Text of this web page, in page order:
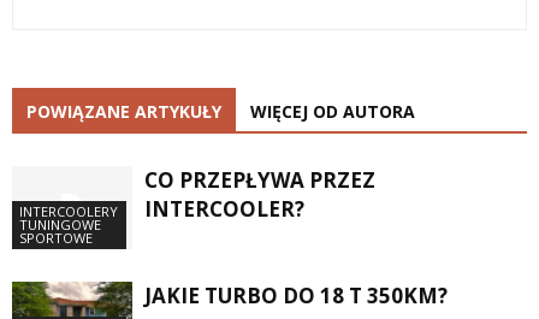
POWIĄZANE ARTYKUŁY WIĘCEJ OD AUTORA
INTERCOOLERY
TUNINGOWE
SPORTOWE
CO PRZEPŁYWA PRZEZ
INTERCOOLER?
JAKIE TURBO DO 18 T 350KM?